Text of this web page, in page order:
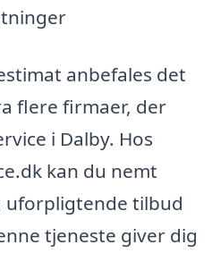
anbefales det
flere firmaer, der
i Dalby. Hos
kan du nemt
uforpligtende tilbud
tjeneste giver dig